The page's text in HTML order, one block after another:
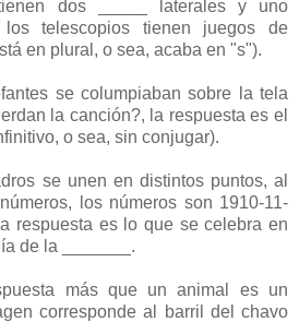
dos _____ laterales y uno
los telescopios tienen juegos de
en plural, o sea, acaba en "s").
se columpiaban sobre la tela
la canción?, la respuesta es el
o sea, sin conjugar).
se unen en distintos puntos, al
los números son 1910-11-
respuesta es lo que se celebra en
de la _______.
más que un animal es un
corresponde al barril del chavo